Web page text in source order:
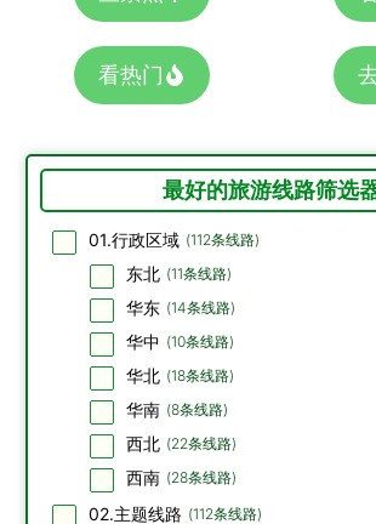
看热门
最好的旅游线路筛选
01.行政区域 (112条线路)
东北 (11条线路)
华东 (14条线路)
华中 (10条线路)
华北 (18条线路)
华南 (8条线路)
西北 (22条线路)
西南 (28条线路)
02.主题线路 (112条线路)